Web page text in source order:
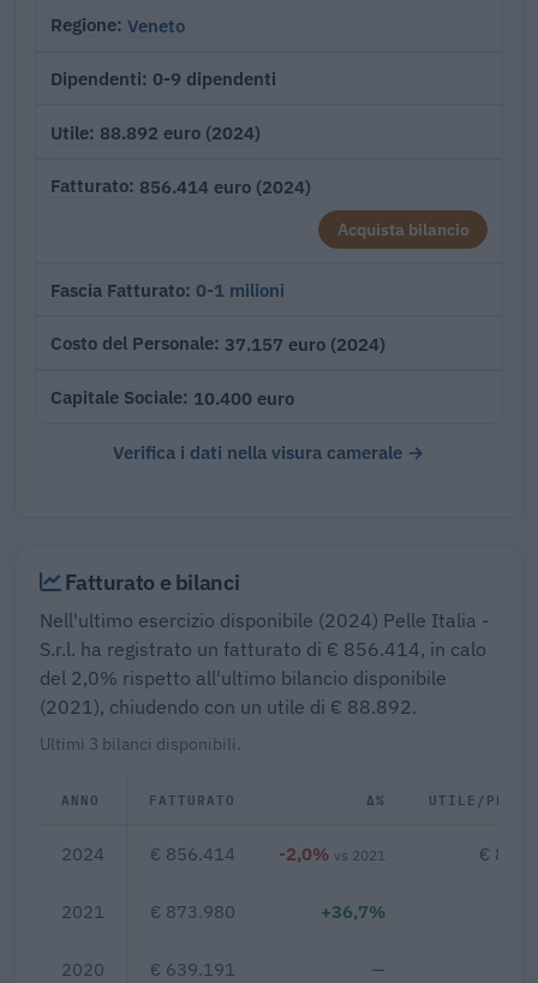
Regione Veneto
Dipendenti 0-9 dipendenti
Utile 88.892 euro (2024)
Fatturato 856.414 euro (2024)
Acquista bilancio
Fascia Fatturato 0-1 milioni
Costo del Personale 37.157 euro (2024)
Capitale Sociale 10.400 euro
Verifica i dati nella visura camerale →
Fatturato e bilanci
Nell'ultimo esercizio disponibile (2024) Pelle Italia -
S.r.l. ha registrato un fatturato di € 856.414, in calo
del 2,0% rispetto all'ultimo bilancio disponibile
(2021), chiudendo con un utile di € 88.892.
Ultimi 3 bilanci disponibili.
ANNO FATTURATO Δ% UTILE/
2024 € 856.414 -2,0% vs 2021 €
2021 € 873.980 +36,7%
2020 € 639.191 —